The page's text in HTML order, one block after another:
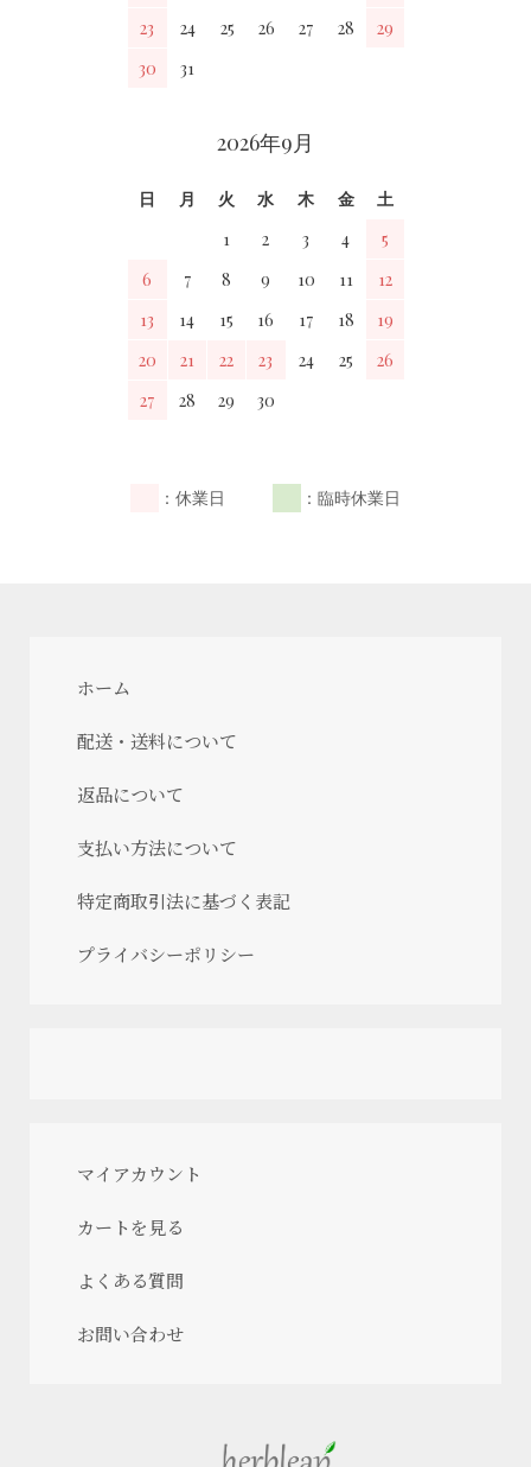
23
24 25 26 27 28
29
30
31
2026年9月
日 月 火 水 木 金
土
1
2 3 4
5
6
7 8 9 10 11
12
13
14 15 16 17 18
19
20
21 22 23 24 25
26
27
28 29 30
：休業日 ：臨時休業日
ホーム
配送・送料について
返品について
支払い方法について
特定商取引法に基づく表記
プライバシーポリシー
マイアカウント
カートを見る
よくある質問
お問い合わせ